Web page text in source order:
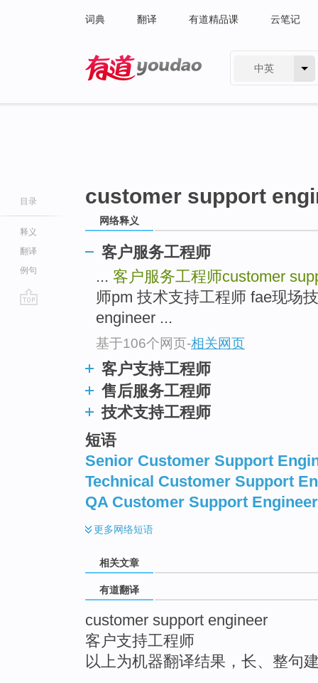
词典 翻译 有道精品课 云笔记
中英
目录
释义
翻译
例句
customer support
网络释义
客户服务工程师
... 客户服务工程师customer
师pm 技术支持工程师 fae现场
engineer ...
基于106个网页-相关网页
客户支持工程师
售后服务工程师
技术支持工程师
短语
Senior Customer Support
Technical Customer Support
QA Customer Support Engineer
更多网络短语
相关文章
有道翻译
customer support engineer
客户支持工程师
以上为机器翻译结果，长、整句